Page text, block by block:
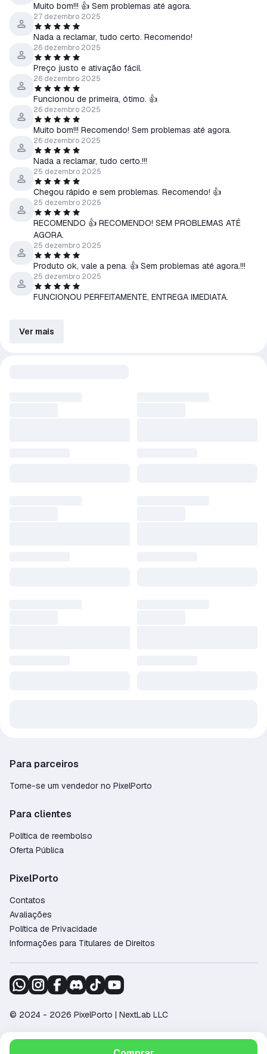
Muito bom!!! 👍 Sem problemas até agora.
27 dezembro 2025
Nada a reclamar, tudo certo. Recomendo!
26 dezembro 2025
Preço justo e ativação fácil.
26 dezembro 2025
Funcionou de primeira, ótimo. 👍
26 dezembro 2025
Muito bom!!! Recomendo! Sem problemas até agora.
26 dezembro 2025
Nada a reclamar, tudo certo.!!!
25 dezembro 2025
Chegou rápido e sem problemas. Recomendo! 👍
25 dezembro 2025
RECOMENDO 👍 RECOMENDO! SEM PROBLEMAS ATÉ
AGORA.
25 dezembro 2025
Produto ok, vale a pena. 👍 Sem problemas até agora.!!!
25 dezembro 2025
FUNCIONOU PERFEITAMENTE, ENTREGA IMEDIATA.
Ver mais
Para parceiros
Torne-se um vendedor no PixelPorto
Para clientes
Política de reembolso
Oferta Pública
PixelPorto
Contatos
Avaliações
Política de Privacidade
Informações para Titulares de Direitos
© 2024 - 2026 PixelPorto | NextLab LLC
Suporte: support@pixelporto.com